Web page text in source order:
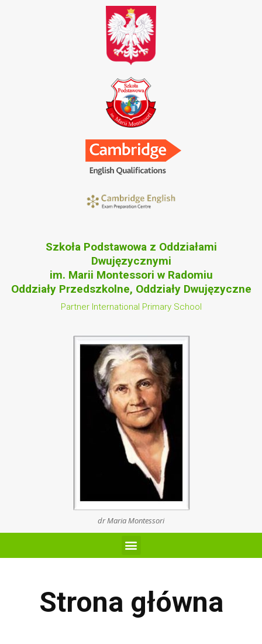
Szkoła Podstawowa z Oddziałami
Dwujęzycznymi
im. Marii Montessori w Radomiu
Oddziały Przedszkolne, Oddziały Dwujęzyczne
Partner International Primary School
dr Maria Montessori
Strona główna